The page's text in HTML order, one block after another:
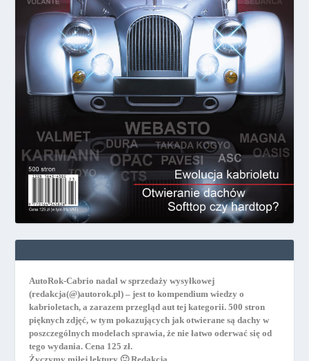
AutoRok-Cabrio nadal w sprzedaży wysyłkowej
(redakcja(@)autorok.pl) – jest to kompendium wiedzy o
kabrioletach, a zarazem przegląd aut tej kategorii. 500 stron
pięknych zdjęć, w tym pokazujących jak otwierane są dachy w
poszczególnych modelach sprawia, że nie łatwo oderwać się od
tego wydania. Cena 125 zł.